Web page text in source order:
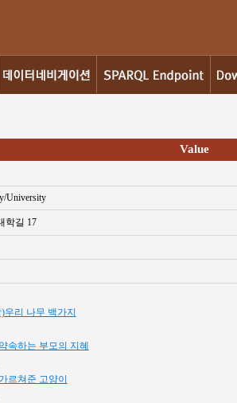
Value
University
학길 17
리 나무 백가지
속하는 부모의 지혜
르쳐준 고양이